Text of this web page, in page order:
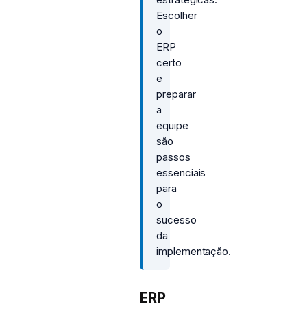
Escolher
o
ERP
certo
e
preparar
a
equipe
são
passos
essenciais
para
o
sucesso
da
implementação.
ERP